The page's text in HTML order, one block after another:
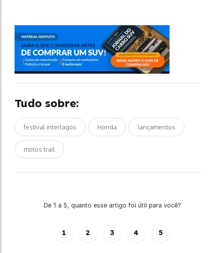
Tudo sobre:
festival interlagos Honda lançamentos
motos trail
De 1 a 5, quanto esse artigo foi útil para você?
1 2 3 4 5